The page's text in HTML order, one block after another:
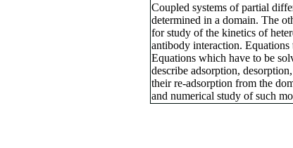
Coupled systems of partial
determined in a domain. The
for study of the kinetics of
antibody interaction. Equations
Equations which have to be
describe adsorption,
their re-adsorption from the
and numerical study of such